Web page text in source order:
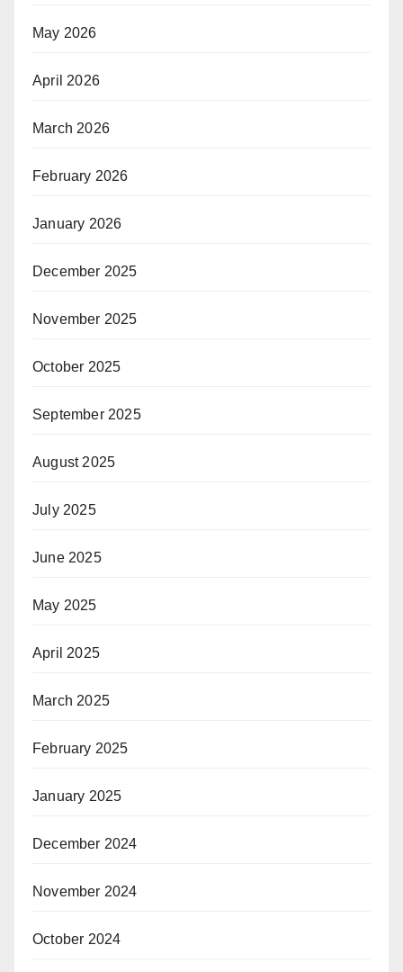
May 2026
April 2026
March 2026
February 2026
January 2026
December 2025
November 2025
October 2025
September 2025
August 2025
July 2025
June 2025
May 2025
April 2025
March 2025
February 2025
January 2025
December 2024
November 2024
October 2024